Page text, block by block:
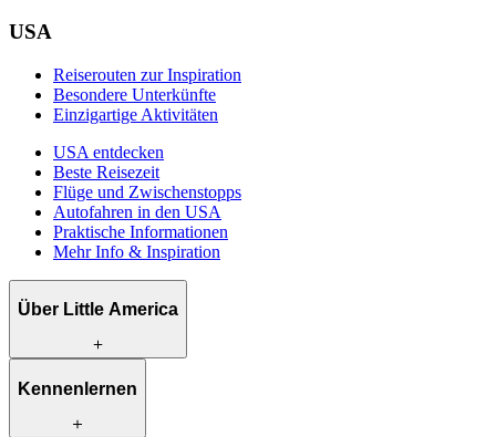
USA
Reiserouten zur Inspiration
Besondere Unterkünfte
Einzigartige Aktivitäten
USA entdecken
Beste Reisezeit
Flüge und Zwischenstopps
Autofahren in den USA
Praktische Informationen
Mehr Info & Inspiration
Über Little America
Was wir anbieten
Was uns einzigartig macht
Kennenlernen